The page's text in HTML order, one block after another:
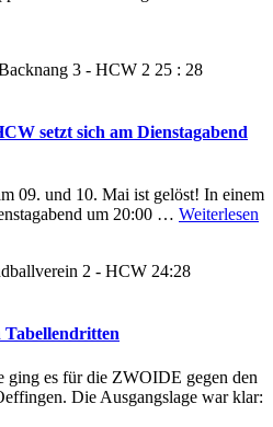
3 - HCW 2 25 : 28
setzt sich am Dienstagabend
09. und 10. Mai ist gelöst! In einem
um 20:00 … Weiterlesen
2 - HCW 24:28
Tabellendritten
ging es für die ZWOIDE gegen den
Die Ausgangslage war klar: